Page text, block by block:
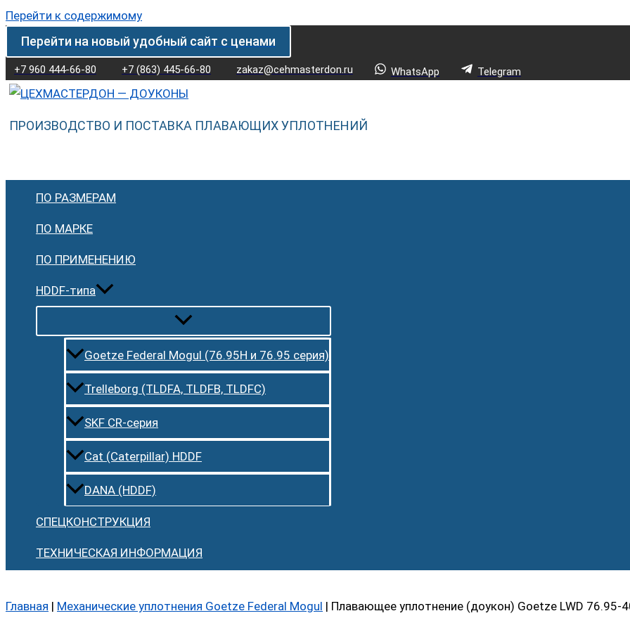
Перейти к содержимому
Перейти на новый удобный сайт с ценами
+7 960 444-66-80 +7 (863) 445-66-80 zakaz@cehmasterdon.ru WhatsApp Telegram
ПРОИЗВОДСТВО И ПОСТАВКА ПЛАВАЮЩИХ УПЛОТНЕНИЙ
ПО РАЗМЕРАМ
ПО МАРКЕ
ПО ПРИМЕНЕНИЮ
HDDF-типа
Goetze Federal Mogul (76.95H и 76.95 серия)
Trelleborg (TLDFA, TLDFB, TLDFC)
SKF CR-серия
Cat (Caterpillar) HDDF
DANA (HDDF)
СПЕЦКОНСТРУКЦИЯ
ТЕХНИЧЕСКАЯ ИНФОРМАЦИЯ
Главная | Механические уплотнения Goetze Federal Mogul | Плавающее уплотнение (доукон) Goetze LWD 76.95-